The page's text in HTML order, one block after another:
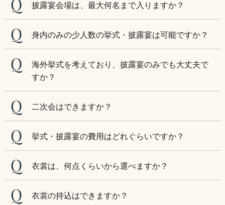
披露宴会場は、最大何名まで入りますか？
身内のみの少人数の挙式・披露宴は可能ですか？
海外挙式を考えており、披露宴のみでも大丈夫で
すか？
二次会はできますか？
挙式・披露宴の費用はどれぐらいですか？
衣裳は、何点くらいから選べますか？
衣裳の持込はできますか？